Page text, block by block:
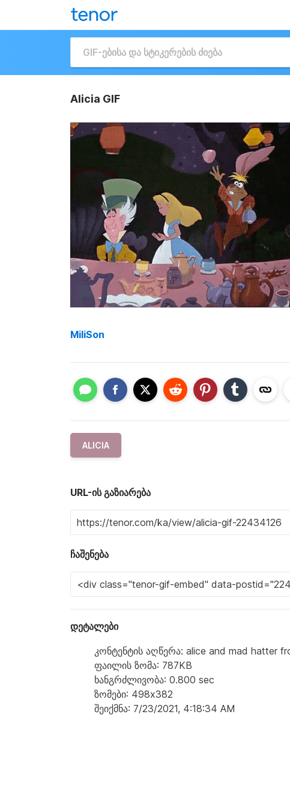
Alicia GIF
MiliSon
ALICIA
URL-ის გაზიარება
ჩაშენება
დეტალები
კონტენტის აღწერა: alice and mad hatter
ფაილის ზომა: 787KB
ხანგრძლივობა: 0.800 sec
ზომები: 498x382
შეიქმნა: 7/23/2021, 4:18:34 AM